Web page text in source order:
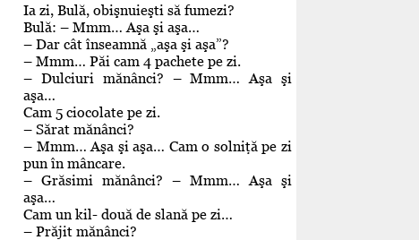
Ia zi, Bulă, obişnuieşti să fumezi?
Bulă: – Mmm… Aşa şi aşa…
– Dar cât înseamnă „aşa şi aşa”?
– Mmm… Păi cam 4 pachete pe zi.
– Dulciuri mănânci? – Mmm… Aşa şi
aşa…
Cam 5 ciocolate pe zi.
– Sărat mănânci?
– Mmm… Aşa şi aşa… Cam o solniţă pe zi
pun în mâncare.
– Grăsimi mănânci? – Mmm… Aşa şi
aşa…
Cam un kil- două de slană pe zi…
– Prăjit mănânci?